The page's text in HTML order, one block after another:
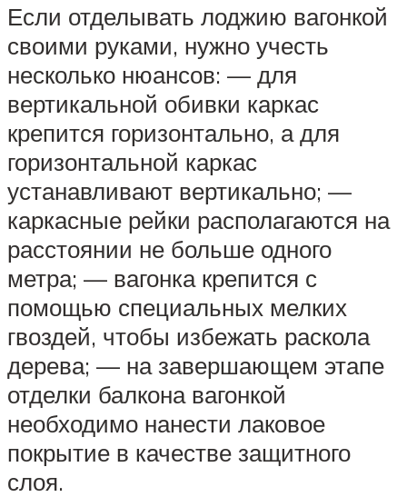
Если отделывать лоджию вагонкой
своими руками, нужно учесть
несколько нюансов: — для
вертикальной обивки каркас
крепится горизонтально, а для
горизонтальной каркас
устанавливают вертикально; —
каркасные рейки располагаются на
расстоянии не больше одного
метра; — вагонка крепится с
помощью специальных мелких
гвоздей, чтобы избежать раскола
дерева; — на завершающем этапе
отделки балкона вагонкой
необходимо нанести лаковое
покрытие в качестве защитного
слоя.